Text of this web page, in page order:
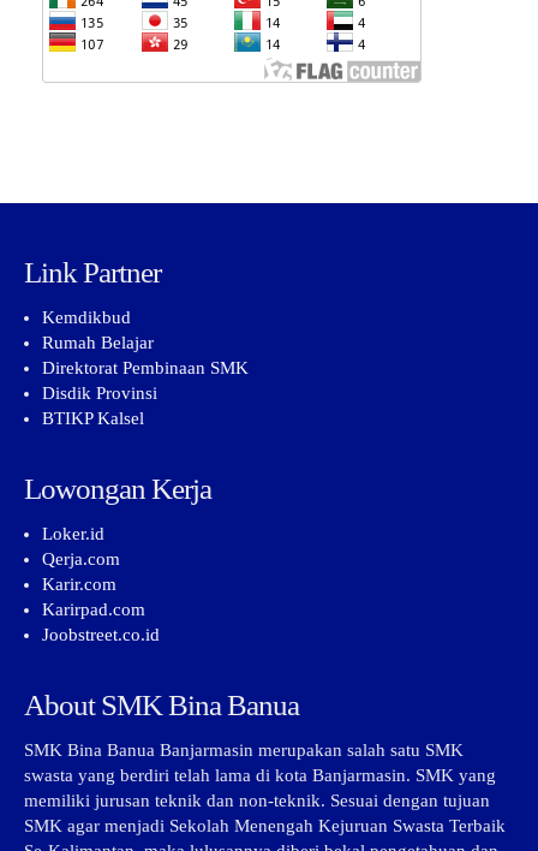
Link Partner
Kemdikbud
Rumah Belajar
Direktorat Pembinaan SMK
Disdik Provinsi
BTIKP Kalsel
Lowongan Kerja
Loker.id
Qerja.com
Karir.com
Karirpad.com
Joobstreet.co.id
About SMK Bina Banua
SMK Bina Banua Banjarmasin merupakan salah satu SMK
swasta yang berdiri telah lama di kota Banjarmasin. SMK yang
memiliki jurusan teknik dan non-teknik. Sesuai dengan tujuan
SMK agar menjadi Sekolah Menengah Kejuruan Swasta Terbaik